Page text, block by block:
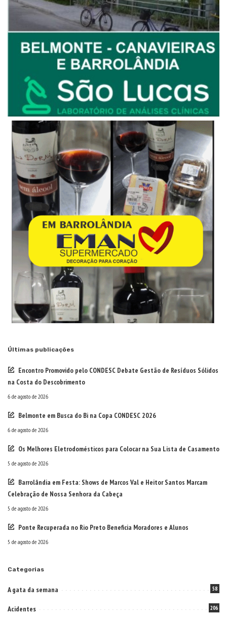
Últimas publicações
Encontro Promovido pelo CONDESC Debate Gestão de Resíduos Sólidos
na Costa do Descobrimento
6 de agosto de 2026
Belmonte em Busca do Bi na Copa CONDESC 2026
6 de agosto de 2026
Os Melhores Eletrodomésticos para Colocar na Sua Lista de Casamento
5 de agosto de 2026
Barrolândia em Festa: Shows de Marcos Val e Heitor Santos Marcam
Celebração de Nossa Senhora da Cabeça
5 de agosto de 2026
Ponte Recuperada no Rio Preto Beneficia Moradores e Alunos
5 de agosto de 2026
Categorias
A gata da semana 58
Acidentes 206